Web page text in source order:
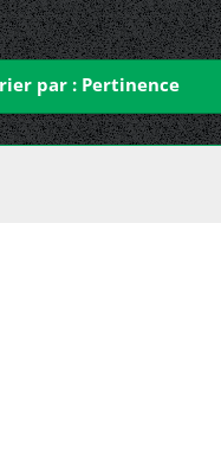
par : Pertinence